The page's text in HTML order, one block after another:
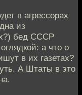
в агрессорах
из
бед СССР
а что о
в их газетах?
А Штаты в это